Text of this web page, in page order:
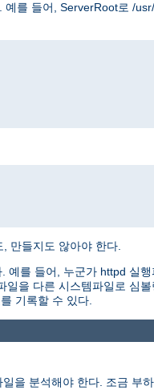
를 들어, ServerRoot로 /
만들지도 않아야 한다.
를 들어, 누군가 httpd 실
을 다른 시스템파일로 심
기록할 수 있다.
을 분석해야 한다. 조금 부